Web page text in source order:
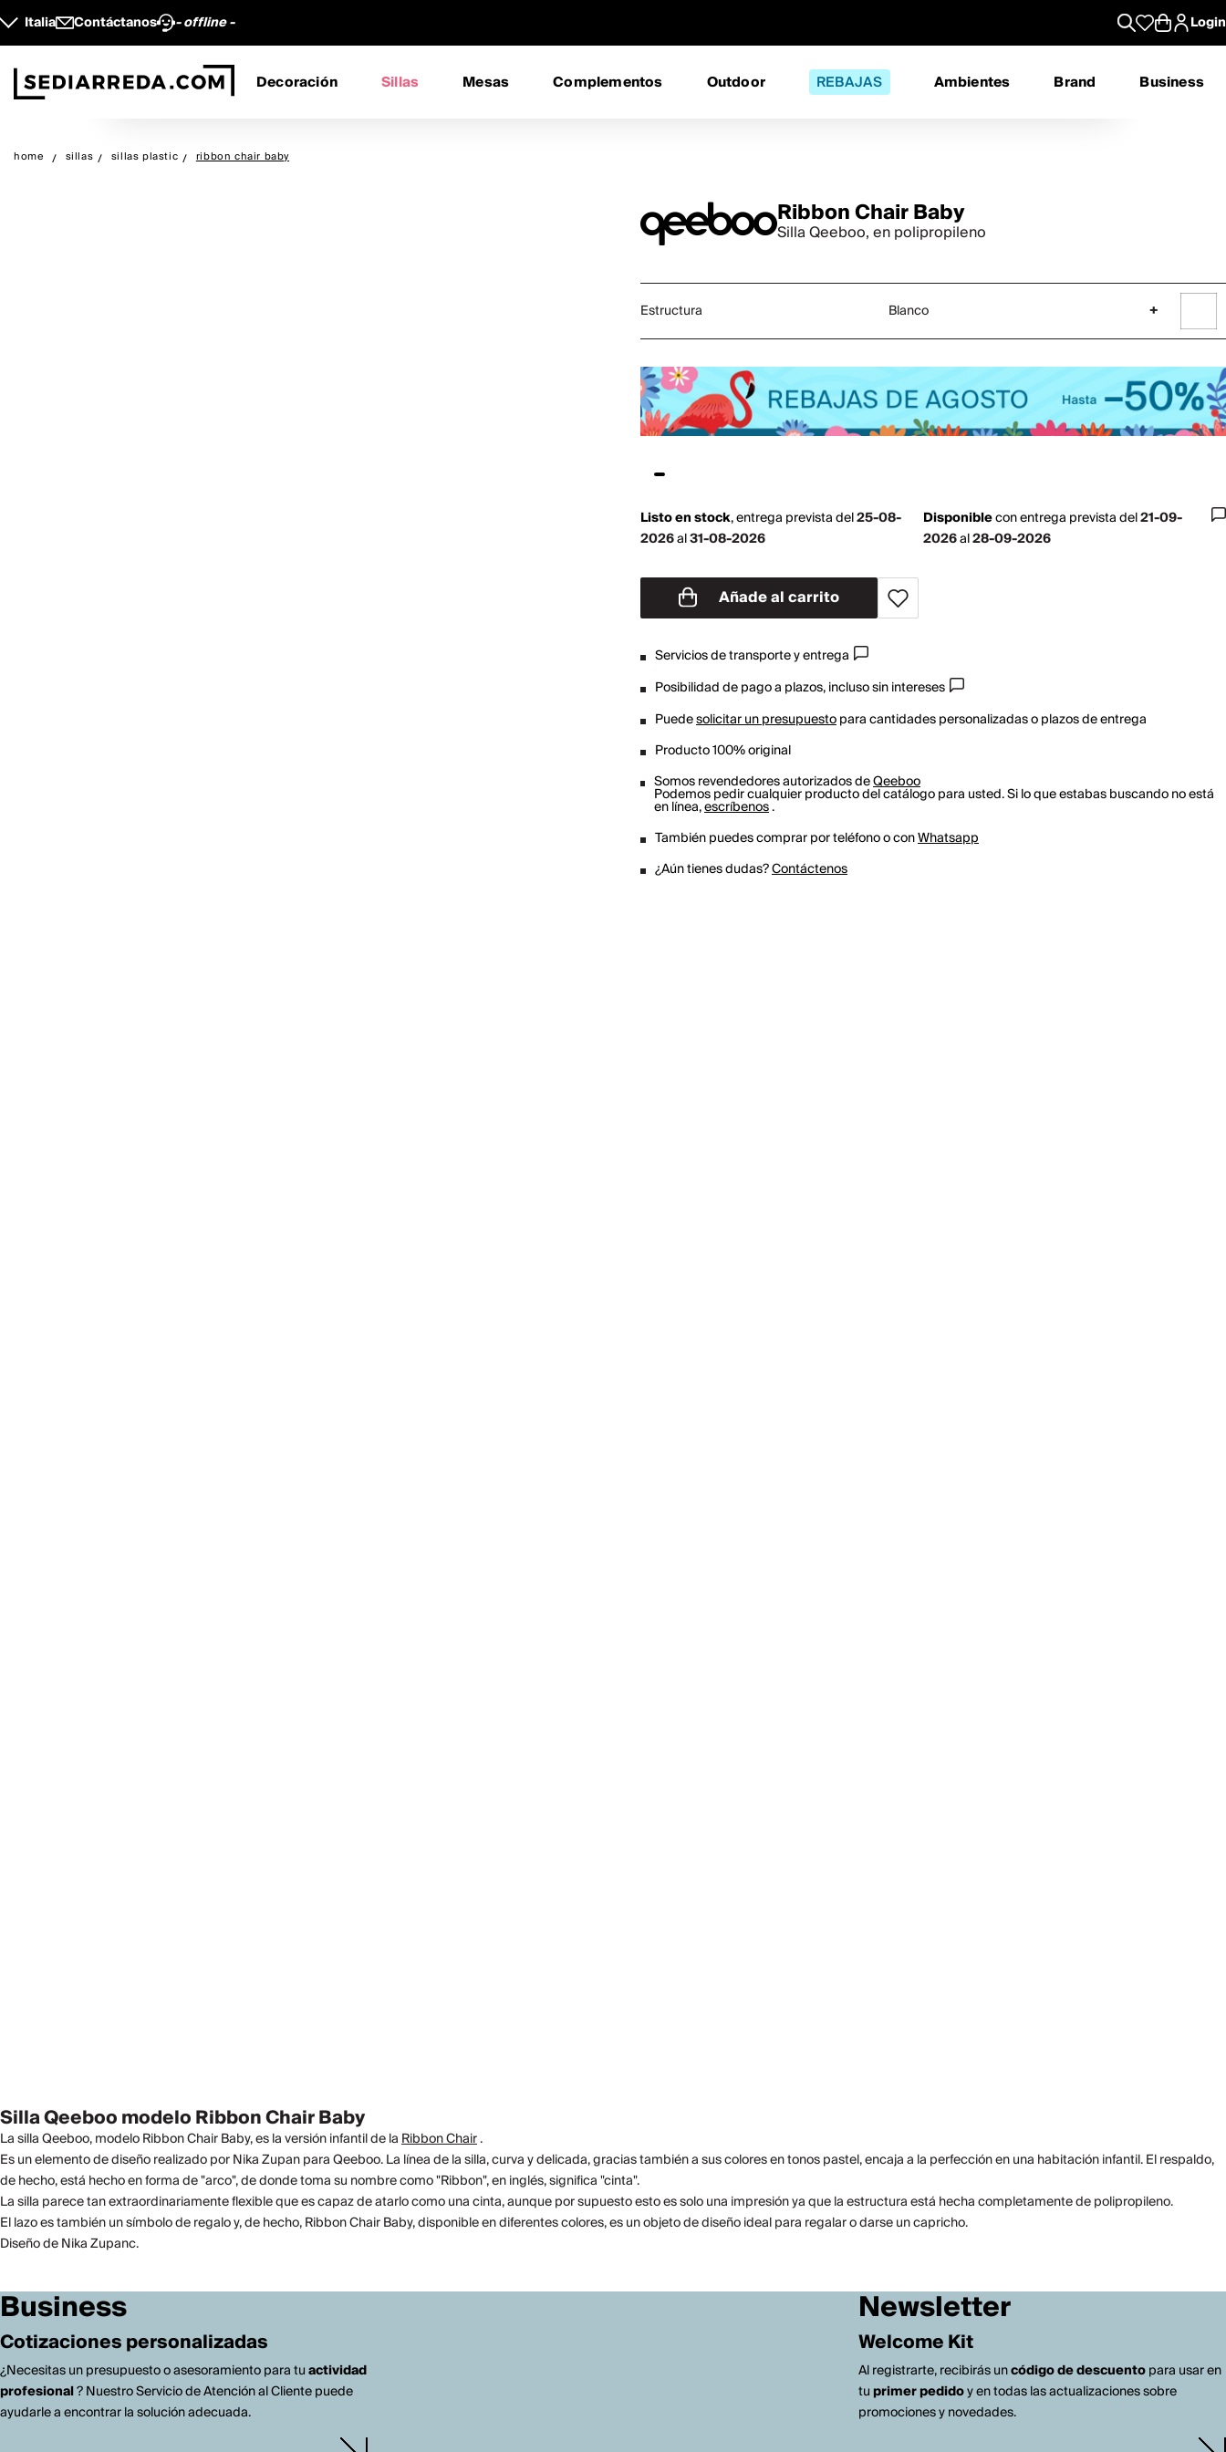
Italia Contáctanos - offline - Login
Decoración Sillas Mesas Complementos Outdoor REBAJAS Ambientes Brand Business
home sillas sillas plastic ribbon chair baby
Ribbon Chair Baby
Silla Qeeboo, en polipropileno
Estructura Blanco +
Listo en stock,entrega prevista del25-08-
2026al31-08-2026
Disponibleconentrega prevista del21-09-
2026al28-09-2026
Añade al carrito
Servicios de transporte y entrega
Posibilidad de pago a plazos, incluso sin intereses
Puedesolicitar un presupuestopara cantidades personalizadas o plazos de entrega
Producto 100% original
Somos revendedores autorizados deQeeboo
Podemos pedir cualquier producto del catálogo para usted. Si lo que estabas buscando no está
en línea,escríbenos.
También puedes comprar por teléfono o conWhatsapp
¿Aún tienes dudas?Contáctenos
Silla Qeeboo modelo Ribbon Chair Baby
La silla Qeeboo, modelo Ribbon Chair Baby, es la versión infantil de laRibbon Chair.
Es un elemento de diseño realizado por Nika Zupan para Qeeboo. La línea de la silla, curva y delicada, gracias también a sus colores en tonos pastel, encaja a la perfección en una habitación infantil. El respaldo,
de hecho, está hecho en forma de "arco", de donde toma su nombre como "Ribbon", en inglés, significa "cinta".
La silla parece tan extraordinariamente flexible que es capaz de atarlo como una cinta, aunque por supuesto esto es solo una impresión ya que la estructura está hecha completamente de polipropileno.
El lazo es también un símbolo de regalo y, de hecho, Ribbon Chair Baby, disponible en diferentes colores, es un objeto de diseño ideal para regalar o darse un capricho.
Diseño de Nika Zupanc.
Business
Cotizaciones personalizadas
¿Necesitas un presupuesto o asesoramiento para tuactividad
profesional? Nuestro Servicio de Atención al Cliente puede
ayudarle a encontrar la solución adecuada.
Newsletter
Welcome Kit
Al registrarte, recibirás uncódigo de descuentopara usar en
tuprimer pedidoy en todas las actualizaciones sobre
promociones y novedades.